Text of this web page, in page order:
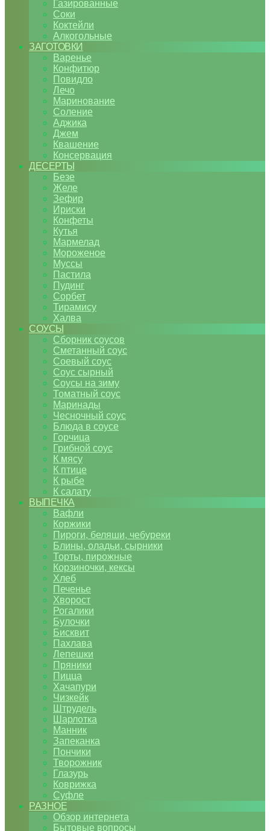
Газированные
Соки
Коктейли
Алкогольные
ЗАГОТОВКИ
Варенье
Конфитюр
Повидло
Лечо
Маринование
Соление
Аджика
Джем
Квашение
Консервация
ДЕСЕРТЫ
Безе
Желе
Зефир
Ириски
Конфеты
Кутья
Мармелад
Мороженое
Муссы
Пастила
Пудинг
Сорбет
Тирамису
Халва
СОУСЫ
Сборник соусов
Сметанный соус
Соевый соус
Соус сырный
Соусы на зиму
Томатный соус
Маринады
Чесночный соус
Блюда в соусе
Горчица
Грибной соус
К мясу
К птице
К рыбе
К салату
ВЫПЕЧКА
Вафли
Коржики
Пироги, беляши, чебуреки
Блины, оладьи, сырники
Торты, пирожные
Корзиночки, кексы
Хлеб
Печенье
Хворост
Рогалики
Булочки
Бисквит
Пахлава
Лепешки
Пряники
Пицца
Хачапури
Чизкейк
Штрудель
Шарлотка
Манник
Запеканка
Пончики
Творожник
Глазурь
Коврижка
Суфле
РАЗНОЕ
Обзор интернета
Бытовые вопросы